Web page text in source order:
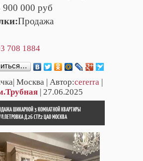
900 000 руб
Продажа
708 1884
Москва | Автор:cererra |
| 27.06.2025
ШИКАРНОЙ 3 КОМНАТНОЙ КВАРТИРЫ
Д.26 СТР.2 ЦАО МОСКВА